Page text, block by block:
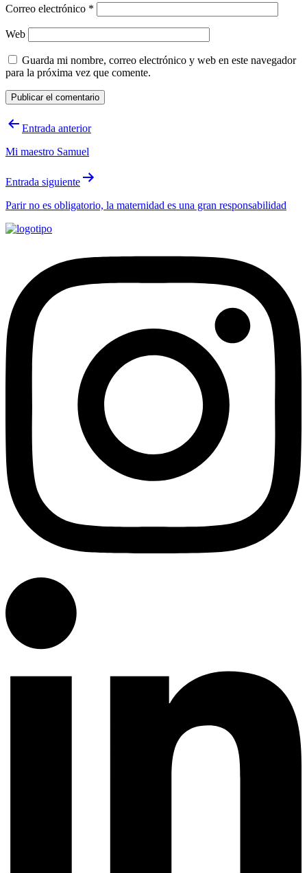
Correo electrónico *
Web
Guarda mi nombre, correo electrónico y web en este navegador
para la próxima vez que comente.
Navegación
entradas
Entrada anterior
Mi maestro Samuel
Entrada siguiente
Parir no es obligatorio, la maternidad es una gran responsabilidad